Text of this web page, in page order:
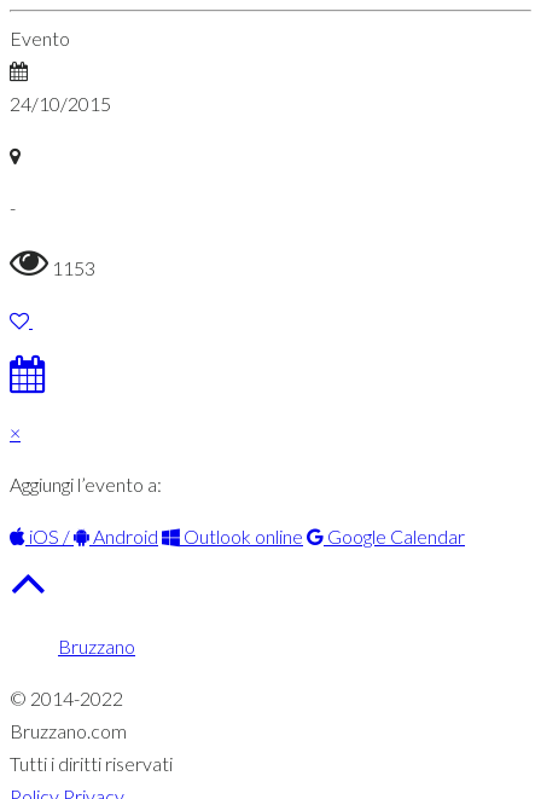
Evento
24/10/2015
-
1153
×
Aggiungi l’evento a:
iOS / Android Outlook online Google Calendar
Bruzzano
© 2014-2022
Bruzzano.com
Tutti i diritti riservati